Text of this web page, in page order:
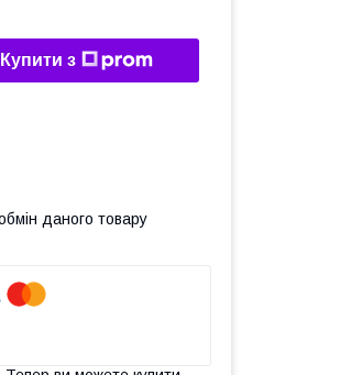
Купити з
даного товару